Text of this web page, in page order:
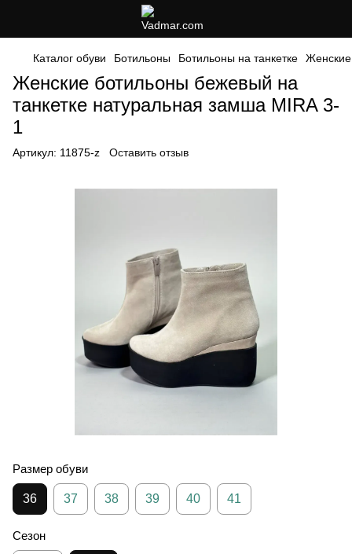
Каталог обуви Ботильоны Ботильоны на танкетке Женские
Женские ботильоны бежевый на
танкетке натуральная замша MIRA 3-
1
Артикул: 11875-z Оставить отзыв
Размер обуви
36 37 38 39 40 41
Сезон